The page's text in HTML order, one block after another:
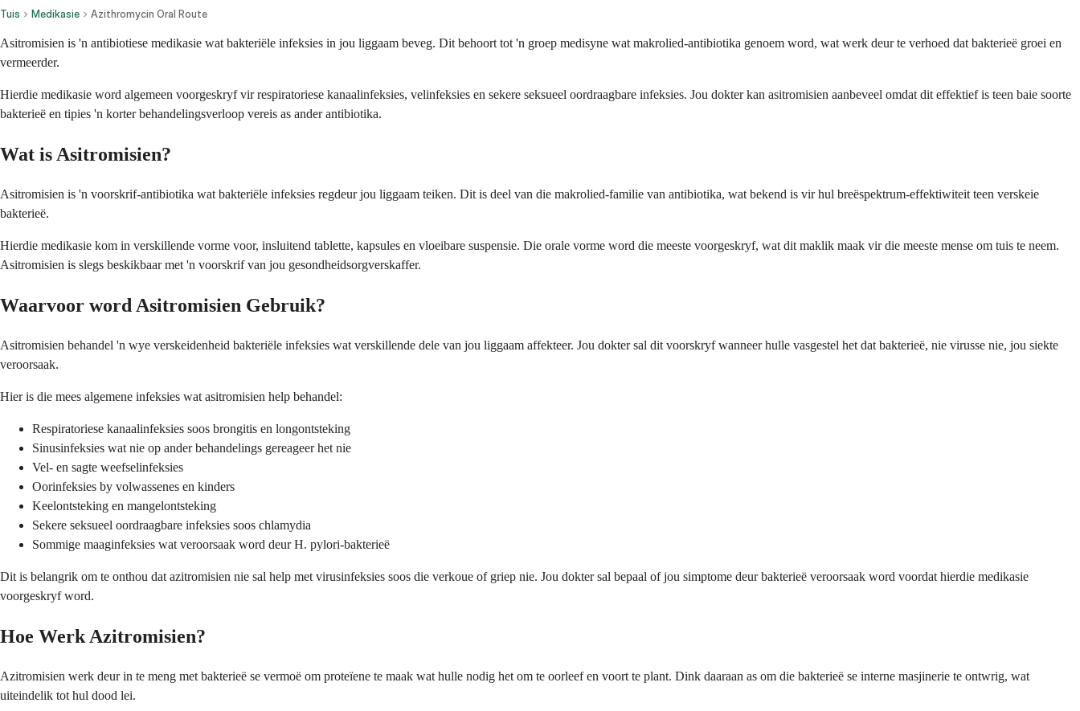
Tuis Medikasie Azithromycin Oral Route
Asitromisien is 'n antibiotiese medikasie wat bakteriële infeksies in jou liggaam beveg. Dit behoort tot 'n groep medisyne wat makrolied-antibiotika genoem word, wat werk deur te verhoed dat bakterieë groei en
vermeerder.
Hierdie medikasie word algemeen voorgeskryf vir respiratoriese kanaalinfeksies, velinfeksies en sekere seksueel oordraagbare infeksies. Jou dokter kan asitromisien aanbeveel omdat dit effektief is teen baie soorte
bakterieë en tipies 'n korter behandelingsverloop vereis as ander antibiotika.
Wat is Asitromisien?
Asitromisien is 'n voorskrif-antibiotika wat bakteriële infeksies regdeur jou liggaam teiken. Dit is deel van die makrolied-familie van antibiotika, wat bekend is vir hul breëspektrum-effektiwiteit teen verskeie
bakterieë.
Hierdie medikasie kom in verskillende vorme voor, insluitend tablette, kapsules en vloeibare suspensie. Die orale vorme word die meeste voorgeskryf, wat dit maklik maak vir die meeste mense om tuis te neem.
Asitromisien is slegs beskikbaar met 'n voorskrif van jou gesondheidsorgverskaffer.
Waarvoor word Asitromisien Gebruik?
Asitromisien behandel 'n wye verskeidenheid bakteriële infeksies wat verskillende dele van jou liggaam affekteer. Jou dokter sal dit voorskryf wanneer hulle vasgestel het dat bakterieë, nie virusse nie, jou siekte
veroorsaak.
Hier is die mees algemene infeksies wat asitromisien help behandel:
Respiratoriese kanaalinfeksies soos brongitis en longontsteking
Sinusinfeksies wat nie op ander behandelings gereageer het nie
Vel- en sagte weefselinfeksies
Oorinfeksies by volwassenes en kinders
Keelontsteking en mangelontsteking
Sekere seksueel oordraagbare infeksies soos chlamydia
Sommige maaginfeksies wat veroorsaak word deur H. pylori-bakterieë
Dit is belangrik om te onthou dat azitromisien nie sal help met virusinfeksies soos die verkoue of griep nie. Jou dokter sal bepaal of jou simptome deur bakterieë veroorsaak word voordat hierdie medikasie
voorgeskryf word.
Hoe Werk Azitromisien?
Azitromisien werk deur in te meng met bakterieë se vermoë om proteïene te maak wat hulle nodig het om te oorleef en voort te plant. Dink daaraan as om die bakterieë se interne masjinerie te ontwrig, wat
uiteindelik tot hul dood lei.